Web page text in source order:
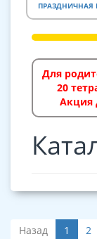
ПРАЗДНИЧНАЯ
Для
20
Акция
Назад 1 2